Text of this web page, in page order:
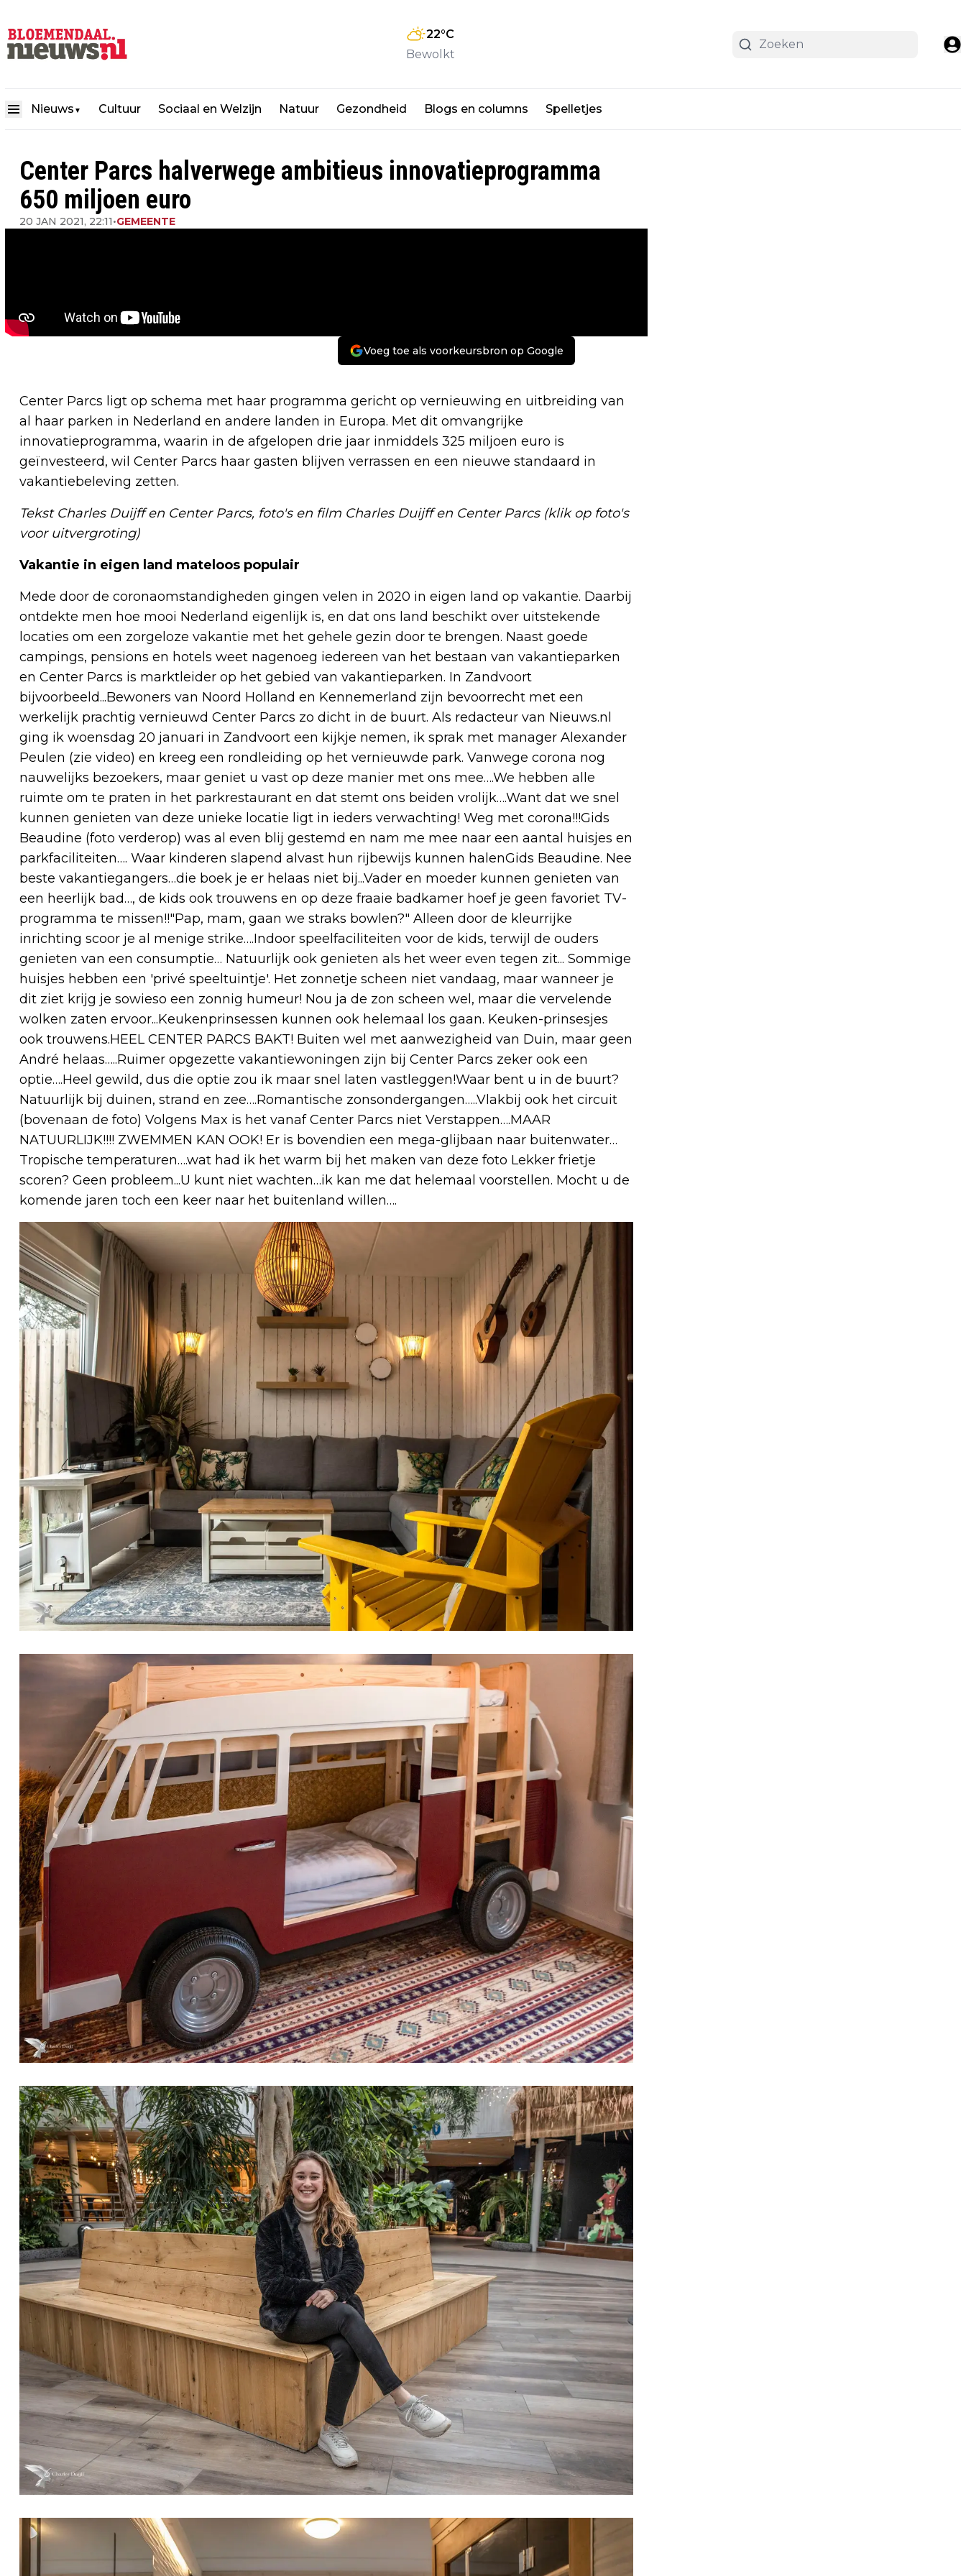
22°C
Bewolkt
Nieuws ▼ Cultuur Sociaal en Welzijn Natuur Gezondheid Blogs en columns Spelletjes
Center Parcs halverwege ambitieus innovatieprogramma
650 miljoen euro
20 JAN 2021, 22:11•GEMEENTE
Voeg toe als voorkeursbron op Google
Center Parcs ligt op schema met haar programma gericht op vernieuwing en uitbreiding van
al haar parken in Nederland en andere landen in Europa. Met dit omvangrijke
innovatieprogramma, waarin in de afgelopen drie jaar inmiddels 325 miljoen euro is
geïnvesteerd, wil Center Parcs haar gasten blijven verrassen en een nieuwe standaard in
vakantiebeleving zetten.
Tekst Charles Duijff en Center Parcs, foto's en film Charles Duijff en Center Parcs (klik op foto's
voor uitvergroting)
Vakantie in eigen land mateloos populair
Mede door de coronaomstandigheden gingen velen in 2020 in eigen land op vakantie. Daarbij
ontdekte men hoe mooi Nederland eigenlijk is, en dat ons land beschikt over uitstekende
locaties om een zorgeloze vakantie met het gehele gezin door te brengen. Naast goede
campings, pensions en hotels weet nagenoeg iedereen van het bestaan van vakantieparken
en Center Parcs is marktleider op het gebied van vakantieparken. In Zandvoort
bijvoorbeeld...Bewoners van Noord Holland en Kennemerland zijn bevoorrecht met een
werkelijk prachtig vernieuwd Center Parcs zo dicht in de buurt. Als redacteur van Nieuws.nl
ging ik woensdag 20 januari in Zandvoort een kijkje nemen, ik sprak met manager Alexander
Peulen (zie video) en kreeg een rondleiding op het vernieuwde park. Vanwege corona nog
nauwelijks bezoekers, maar geniet u vast op deze manier met ons mee….We hebben alle
ruimte om te praten in het parkrestaurant en dat stemt ons beiden vrolijk….Want dat we snel
kunnen genieten van deze unieke locatie ligt in ieders verwachting! Weg met corona!!!Gids
Beaudine (foto verderop) was al even blij gestemd en nam me mee naar een aantal huisjes en
parkfaciliteiten…. Waar kinderen slapend alvast hun rijbewijs kunnen halenGids Beaudine. Nee
beste vakantiegangers…die boek je er helaas niet bij...Vader en moeder kunnen genieten van
een heerlijk bad…, de kids ook trouwens en op deze fraaie badkamer hoef je geen favoriet TV-
programma te missen!!"Pap, mam, gaan we straks bowlen?" Alleen door de kleurrijke
inrichting scoor je al menige strike….Indoor speelfaciliteiten voor de kids, terwijl de ouders
genieten van een consumptie… Natuurlijk ook genieten als het weer even tegen zit... Sommige
huisjes hebben een 'privé speeltuintje'. Het zonnetje scheen niet vandaag, maar wanneer je
dit ziet krijg je sowieso een zonnig humeur! Nou ja de zon scheen wel, maar die vervelende
wolken zaten ervoor...Keukenprinsessen kunnen ook helemaal los gaan. Keuken-prinsesjes
ook trouwens.HEEL CENTER PARCS BAKT! Buiten wel met aanwezigheid van Duin, maar geen
André helaas…..Ruimer opgezette vakantiewoningen zijn bij Center Parcs zeker ook een
optie….Heel gewild, dus die optie zou ik maar snel laten vastleggen!Waar bent u in de buurt?
Natuurlijk bij duinen, strand en zee….Romantische zonsondergangen…..Vlakbij ook het circuit
(bovenaan de foto) Volgens Max is het vanaf Center Parcs niet Verstappen….MAAR
NATUURLIJK!!!! ZWEMMEN KAN OOK! Er is bovendien een mega-glijbaan naar buitenwater…
Tropische temperaturen….wat had ik het warm bij het maken van deze foto Lekker frietje
scoren? Geen probleem...U kunt niet wachten…ik kan me dat helemaal voorstellen. Mocht u de
komende jaren toch een keer naar het buitenland willen….